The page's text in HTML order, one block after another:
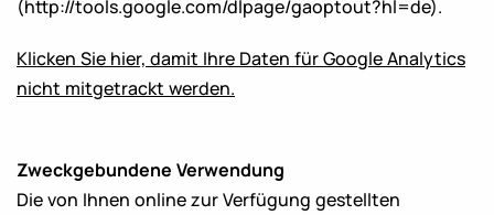
(http://tools.google.com/dlpage/gaoptout?hl=de).
Klicken Sie hier, damit Ihre Daten für Google Analytics
nicht mitgetrackt werden.
Zweckgebundene Verwendung
Die von Ihnen online zur Verfügung gestellten